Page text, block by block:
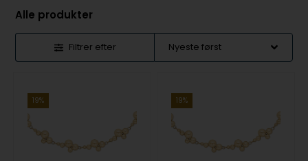
Alle produkter
Filtrer efter
19% 19%